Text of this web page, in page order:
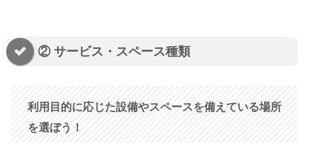
② サービス・スペース種類
利用目的に応じた設備やスペースを備えている場所
を選ぼう！